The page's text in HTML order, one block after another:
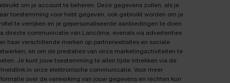
om je account te beheren. Deze gegevens zullen, als je
toestemming voor hebt gegeven, ook gebruikt worden om je
te verrijken en je gepersonaliseerde aanbiedingen te doen
directe communicatie van Lancôme, evenals via advertenties
haar verschillende merken op partnerwebsites en sociale
en om de prestaties van onze marketingactiviteiten te
Je kunt jouw toestemming te allen tijde intrekken via de
in onze elektronische communicatie. Voor meer
over de verwerking van jouw gegevens en rechten kun